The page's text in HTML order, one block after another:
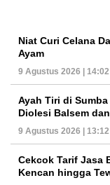
Niat Curi Celana
Ayam
9 Agustus 2026 | 14:02
Ayah Tiri di
Diolesi Balsem
9 Agustus 2026 | 13:12
Cekcok Tarif Jasa
Kencan hingga